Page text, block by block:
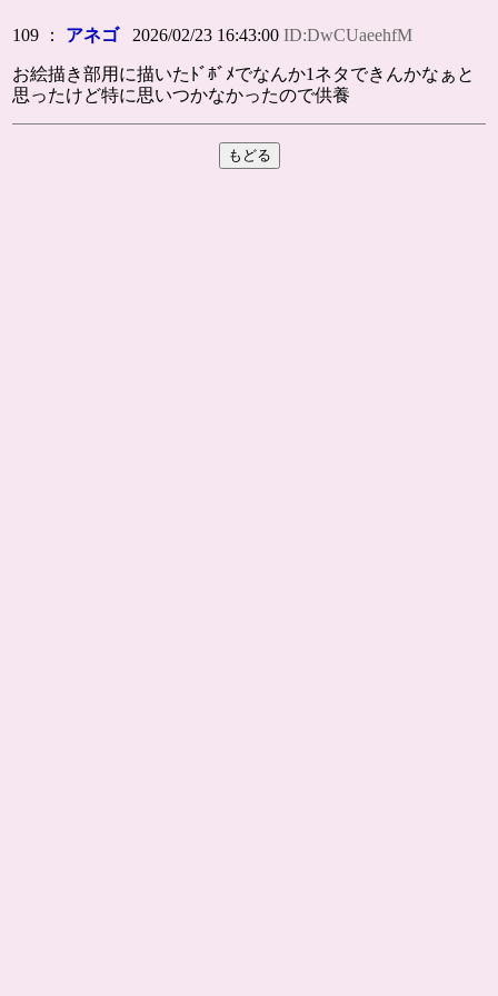
109 ： アネゴ2026/02/23 16:43:00ID:DwCUaeehfM
お絵描き部用に描いたﾄﾞﾎﾞﾒでなんか1ネタできんかなぁと
思ったけど特に思いつかなかったので供養